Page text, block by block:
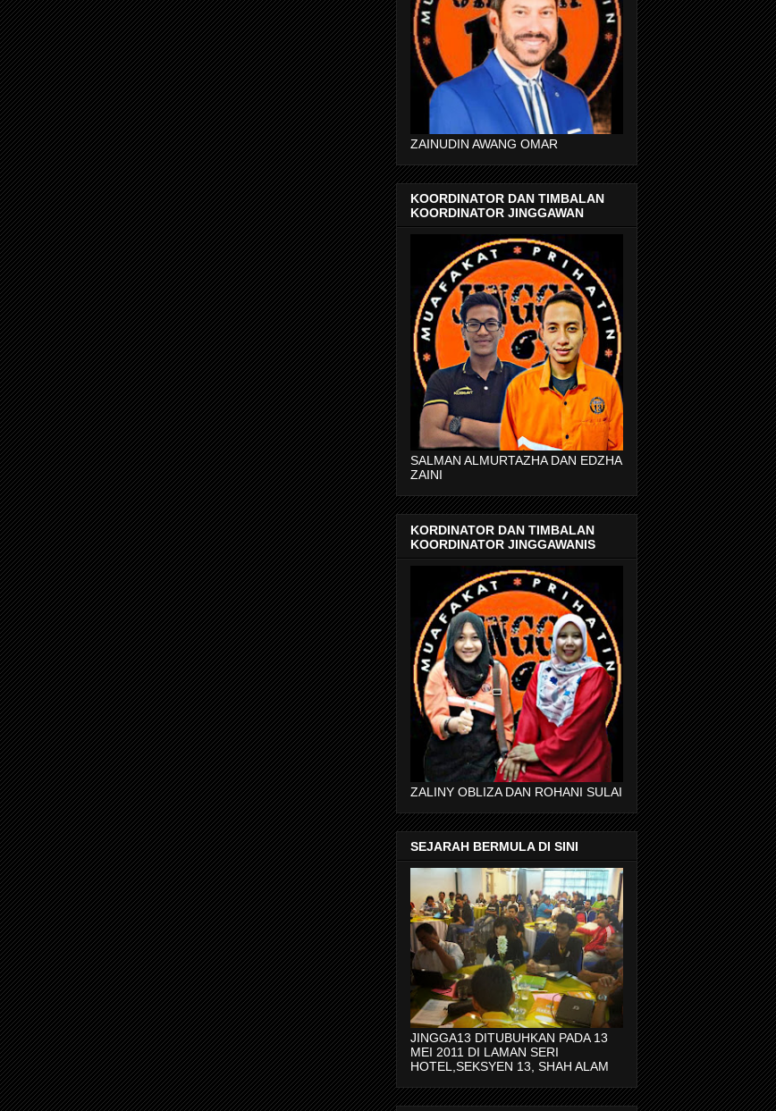
ZAINUDIN AWANG OMAR
KOORDINATOR DAN TIMBALAN
KOORDINATOR JINGGAWAN
SALMAN ALMURTAZHA DAN EDZHA
ZAINI
KORDINATOR DAN TIMBALAN
KOORDINATOR JINGGAWANIS
ZALINY OBLIZA DAN ROHANI SULAI
SEJARAH BERMULA DI SINI
JINGGA13 DITUBUHKAN PADA 13
MEI 2011 DI LAMAN SERI
HOTEL,SEKSYEN 13, SHAH ALAM